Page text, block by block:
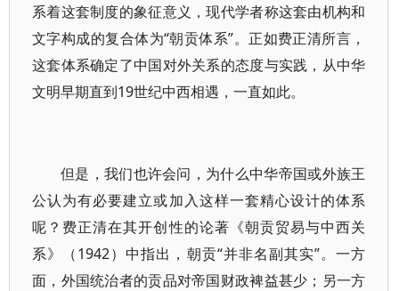
系着这套制度的象征意义，现代学者称这套由机构和
文字构成的复合体为“朝贡体系”。正如费正清所言，
这套体系确定了中国对外关系的态度与实践，从中华
文明早期直到19世纪中西相遇，一直如此。
但是，我们也许会问，为什么中华帝国或外族王
公认为有必要建立或加入这样一套精心设计的体系
呢？费正清在其开创性的论著《朝贡贸易与中西关
系》（1942）中指出，朝贡“并非名副其实”。一方
面，外国统治者的贡品对帝国财政裨益甚少；另一方